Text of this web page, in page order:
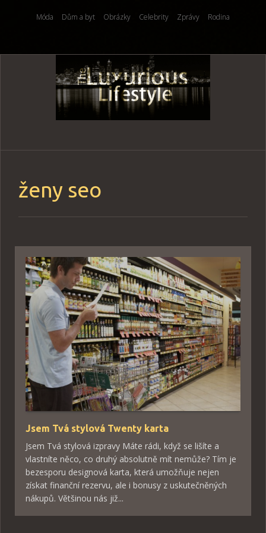
Móda Dům a byt Obrázky Celebrity Zprávy Rodina
Skip
ženy seo
Jsem Tvá stylová Twenty karta
Jsem Tvá stylová izpravy Máte rádi, když se lišíte a
vlastníte něco, co druhý absolutně mít nemůže? Tím je
bezesporu designová karta, která umožňuje nejen
získat finanční rezervu, ale i bonusy z uskutečněných
nákupů. Většinou nás již...